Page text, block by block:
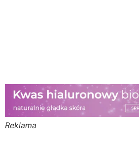
Reklama